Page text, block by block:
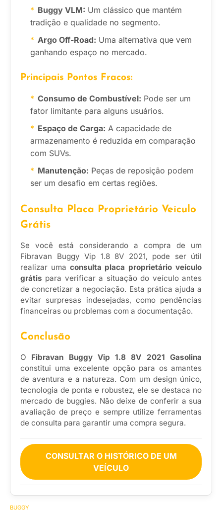
Buggy VLM: Um clássico que mantém
tradição e qualidade no segmento.
Argo Off-Road: Uma alternativa que vem
ganhando espaço no mercado.
Principais Pontos Fracos:
Consumo de Combustível: Pode ser um
fator limitante para alguns usuários.
Espaço de Carga: A capacidade de
armazenamento é reduzida em comparação
com SUVs.
Manutenção: Peças de reposição podem
ser um desafio em certas regiões.
Consulta Placa Proprietário Veículo
Grátis
Se você está considerando a compra de um
Fibravan Buggy Vip 1.8 8V 2021, pode ser útil
realizar uma consulta placa proprietário veículo
grátis para verificar a situação do veículo antes
de concretizar a negociação. Esta prática ajuda a
evitar surpresas indesejadas, como pendências
financeiras ou problemas com a documentação.
Conclusão
O Fibravan Buggy Vip 1.8 8V 2021 Gasolina
constitui uma excelente opção para os amantes
de aventura e a natureza. Com um design único,
tecnologia de ponta e robustez, ele se destaca no
mercado de buggies. Não deixe de conferir a sua
avaliação de preço e sempre utilize ferramentas
de consulta para garantir uma compra segura.
CONSULTAR O HISTÓRICO DE UM
VEÍCULO
BUGGY